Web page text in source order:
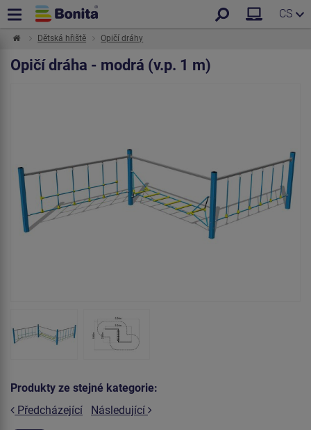
CS
Dětská hřiště Opičí dráhy
Opičí dráha - modrá (v.p. 1 m)
Produkty ze stejné kategorie:
Předcházející
Následující